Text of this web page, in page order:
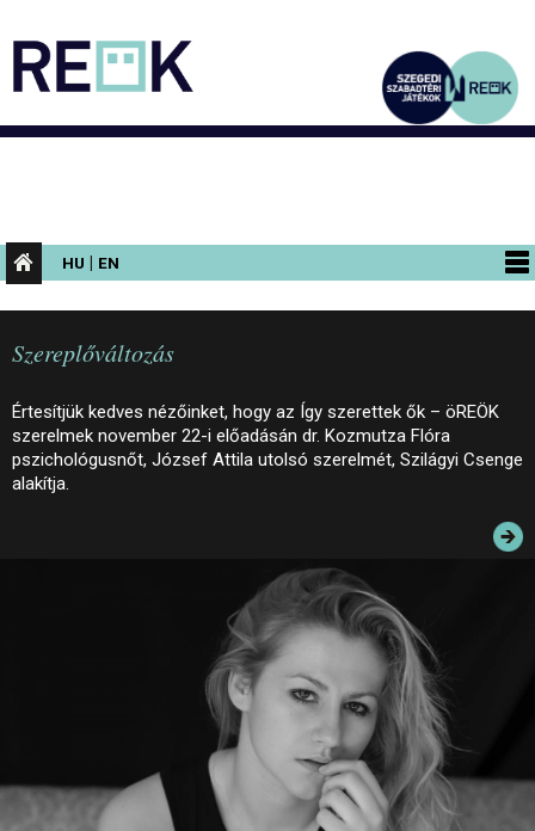
HU | EN
PROGRAMOK
AZ ÉPÜLET
INFORMÁCIÓK
ELÉRHETŐSÉG
PALOTASÉTÁK ÉS VEZETÉSEK
KÖZÉRDEKŰ ADATOK
Szereplőváltozás
Értesítjük kedves nézőinket, hogy az Így szerettek ők – öREÖK
szerelmek november 22-i előadásán dr. Kozmutza Flóra
pszichológusnőt, József Attila utolsó szerelmét, Szilágyi Csenge
alakítja.